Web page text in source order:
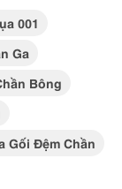
001
Ga
Bông
Gối Đệm Chần